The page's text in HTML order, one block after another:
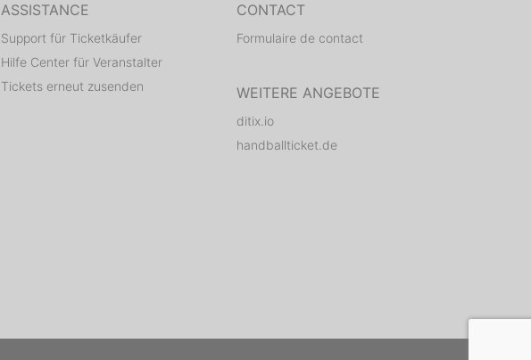
ASSISTANCE
Support für Ticketkäufer
Hilfe Center für Veranstalter
Tickets erneut zusenden
CONTACT
Formulaire de contact
WEITERE ANGEBOTE
ditix.io
handballticket.de